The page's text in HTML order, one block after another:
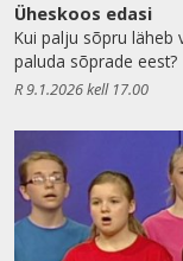
Üheskoos edasi
Kui palju sõpru läheb
paluda sõprade eest?
R 9.1.2026 kell 17.00